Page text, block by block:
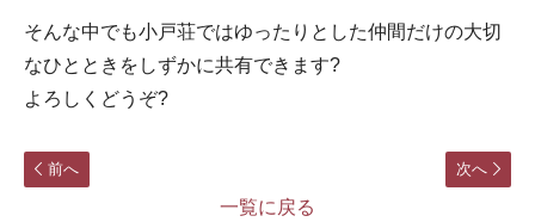
そんな中でも小戸荘ではゆったりとした仲間だけの大切
なひとときをしずかに共有できます?
よろしくどうぞ?
次へ
前へ
一覧に戻る